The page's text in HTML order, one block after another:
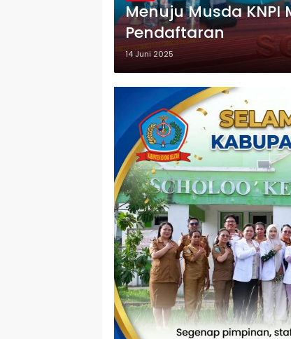
Menuju Musda KNPI
Pendaftaran
14 Juni 2025